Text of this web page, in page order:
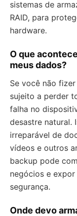
sistemas de
RAID, para
hardware.
O que
meus dados?
Se você não
sujeito a perder
falha no
desastre natural.
irreparável de
vídeos e outros
backup pode
negócios e
segurança.
Onde devo